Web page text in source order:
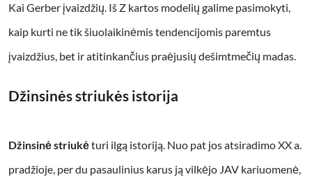
Kai Gerber įvaizdžių. Iš Z kartos modelių galime pasimokyti,
kaip kurti ne tik šiuolaikinėmis tendencijomis paremtus
įvaizdžius, bet ir atitinkančius praėjusių dešimtmečių madas.
Džinsinės striukės istorija
Džinsinė striukėturi ilgą istoriją. Nuo pat jos atsiradimo XX a.
pradžioje, per du pasaulinius karus ją vilkėjo JAV kariuomenė,